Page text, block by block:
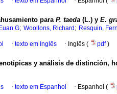
para P. taeda (L.) y E.
G; Woollons, Richard ; Resquin,
· texto em Inglês · Inglês ( pdf)
y análisis de distinción,
· texto em Espanhol · Espanhol (